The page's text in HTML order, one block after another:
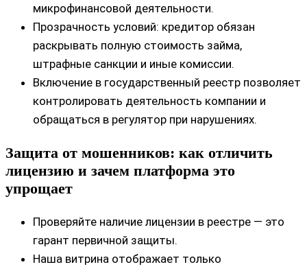
микрофинансовой деятельности.
Прозрачность условий: кредитор обязан
раскрывать полную стоимость займа,
штрафные санкции и иные комиссии.
Включение в государственный реестр позволяет
контролировать деятельность компании и
обращаться в регулятор при нарушениях.
Защита от мошенников: как отличить
лицензию и зачем платформа это
упрощает
Проверяйте наличие лицензии в реестре — это
гарант первичной защиты.
Наша витрина отображает только